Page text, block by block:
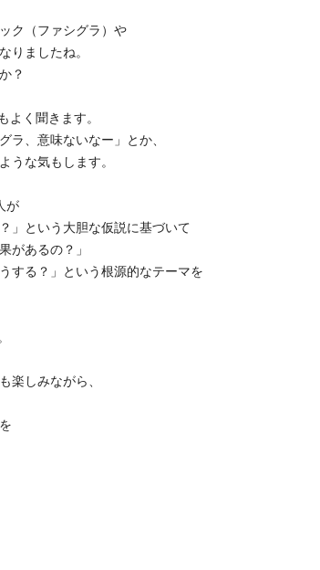
ク（ファシグラ）や
りましたね。
？
よく聞きます。
ラ、意味ないなー」とか、
うな気もします。
が
」という大胆な仮説に基づいて
があるの？」
する？」という根源的なテーマを
楽しみながら、